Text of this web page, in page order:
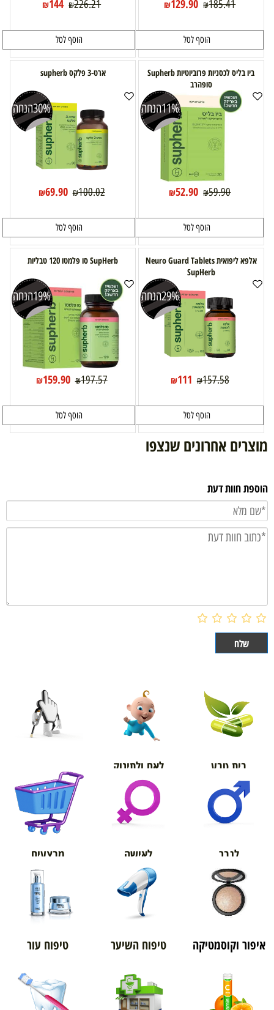
₪185.41
₪129.90
הוסף לסל
₪226.21
₪144
הוסף לסל
ביו בליס לכסניות פרוביוטיות Supherb
סופהרב
11%הנחה
₪59.90
₪52.90
הוסף לסל
ארט-3 פלקס supherb
30%הנחה
₪100.02
₪69.90
הוסף לסל
אלפא ליפואית Neuro Guard Tablets
SupHerb
29%הנחה
₪157.58
₪111
הוסף לסל
SupHerb סו פלמטו 120 טבליות
19%הנחה
₪197.57
₪159.90
הוסף לסל
מוצרים אחרונים שנצפו
הוספת חוות דעת
בית טבע לאם ולתינוק
אורטופדיה
לגבר לאישה מבצעים
איפור וקוסמטיקה טיפוח השיער טיפוח עור